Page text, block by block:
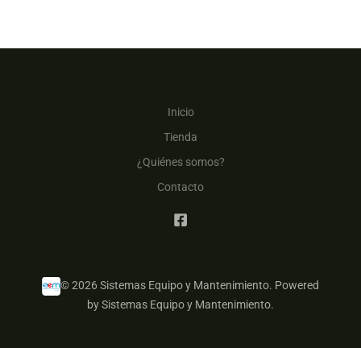
Inicio
Tienda
¿Quiénes somos?
Contacto
© 2026 Sistemas Equipo y Mantenimiento. Powered
by Sistemas Equipo y Mantenimiento.